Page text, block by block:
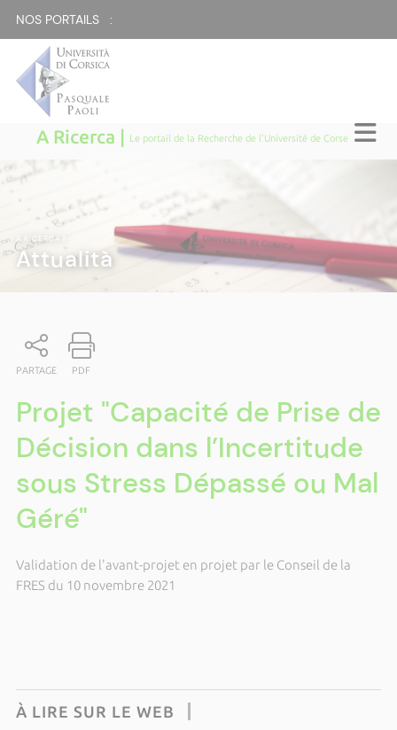
NOS PORTAILS :
A Ricerca | Le portail de la Recherche de l'Université de Corse
A RICERCA
Attualità
PARTAGE PDF
Projet "Capacité de Prise de
Décision dans l’Incertitude
sous Stress Dépassé ou Mal
Géré"
Validation de l'avant-projet en projet par le Conseil de la
FRES du 10 novembre 2021
À LIRE SUR LE WEB